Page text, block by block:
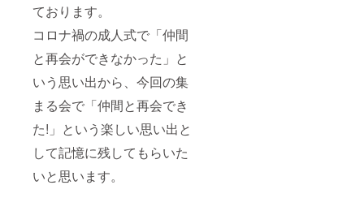
ております。
コロナ禍の成人式で「仲間
と再会ができなかった」と
いう思い出から、今回の集
まる会で「仲間と再会でき
た!」という楽しい思い出と
して記憶に残してもらいた
いと思います。